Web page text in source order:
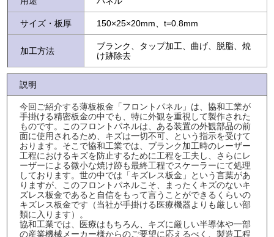
サイズ・板厚 150×25×20mm、t=0.8mm
加工方法
ブランク、タップ加工、曲げ、脱脂、焼
け跡除去
説明
今回ご紹介する薄板板金「フロントパネル」は、協和工業が
手掛ける精密板金の中でも、特に外観を重視して製作された
ものです。このフロントパネルは、ある装置の外観部品の前
面に使用されるため、キズは一切不可、という指示を受けて
おります。そこで協和工業では、ブランク加工時のレーザー
工程におけるキズを防止するために工程を工夫し、さらにレ
ーザーによる微小な焼け跡も最終工程でスケーラーにて処理
しております。世の中では「キズレス板金」という言葉があ
りますが、このフロントパネルこそ、まったくキズのないキ
ズレス板金であると自信をもって言うことができるくらいの
キズレス板金です（当社が手掛ける医療機器よりも厳しい部
類に入ります）。
協和工業では、医療はもちろん、キズに厳しい半導体や一部
の産業機械メーカー様からのご要望に応えるべく、製造工程